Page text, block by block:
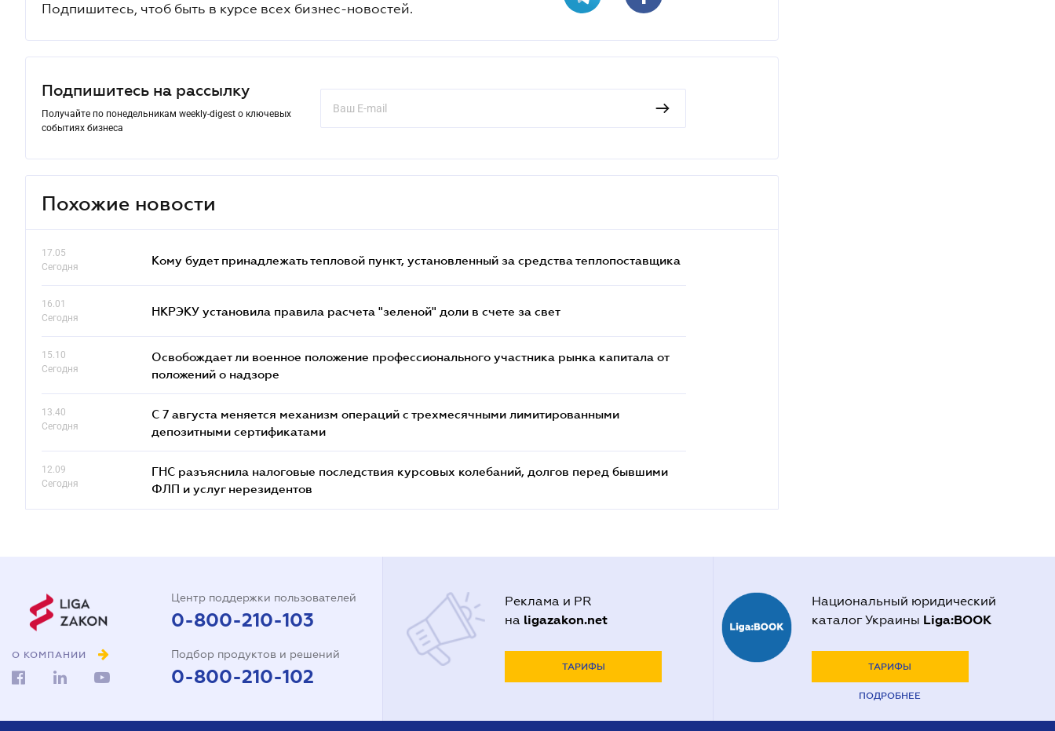
Подпишитесь, чтоб быть в курсе всех бизнес-новостей.
Подпишитесь на рассылку
Получайте по понедельникам weekly-digest о ключевых
событиях бизнеса
Похожие новости
17.05
Сегодня
Кому будет принадлежать тепловой пункт, установленный за средства теплопоставщика
16.01
Сегодня
НКРЭКУ установила правила расчета "зеленой" доли в счете за свет
15.10
Сегодня
Освобождает ли военное положение профессионального участника рынка капитала от
положений о надзоре
13.40
Сегодня
С 7 августа меняется механизм операций с трехмесячными лимитированными
депозитными сертификатами
12.09
Сегодня
ГНС разъяснила налоговые последствия курсовых колебаний, долгов перед бывшими
ФЛП и услуг нерезидентов
О КОМПАНИИ
Центр поддержки пользователей
0-800-210-103
Подбор продуктов и решений
0-800-210-102
Реклама и PR
на ligazakon.net
ТАРИФЫ
Национальный юридический
каталог Украины Liga:BOOK
ТАРИФЫ
ПОДРОБНЕЕ